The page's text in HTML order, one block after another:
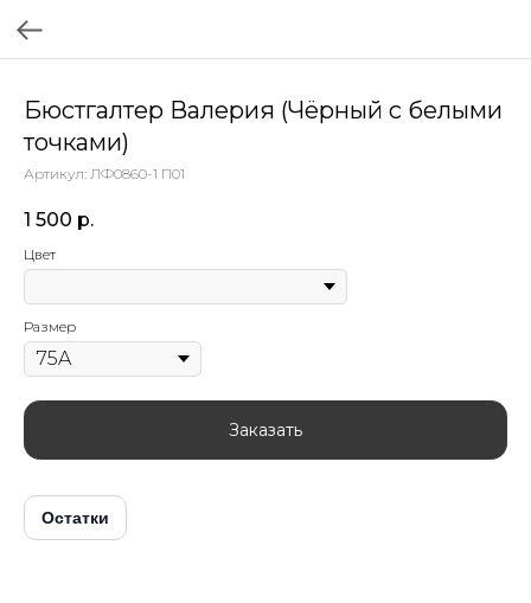
Бюстгалтер Валерия (Чёрный с белыми
точками)
Артикул: ЛФ0860-1 П01
1 500 р.
Цвет
Размер
Заказать
Остатки